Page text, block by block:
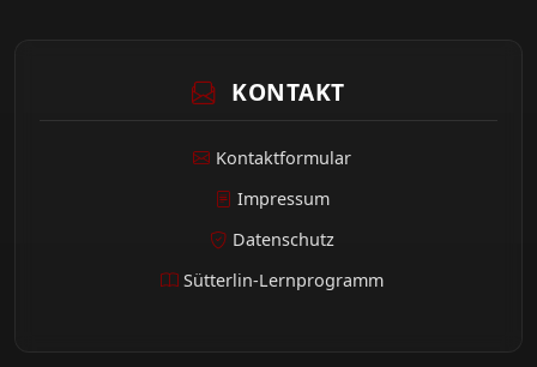
KONTAKT
Kontaktformular
Impressum
Datenschutz
Sütterlin-Lernprogramm